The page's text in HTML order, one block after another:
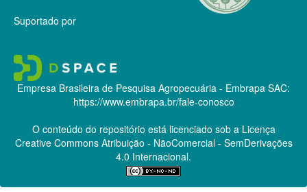
Suportado por
Empresa Brasileira de Pesquisa Agropecuária - Embrapa SAC:
https://www.embrapa.br/fale-conosco
O conteúdo do repositório está licenciado sob a Licença
Creative CommonsAtribuição - NãoComercial - SemDerivações
4.0 Internacional.